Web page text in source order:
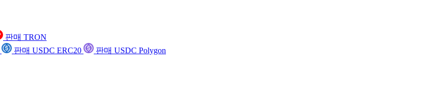
판매 TRON
판매 USDC ERC20
판매 USDC Polygon